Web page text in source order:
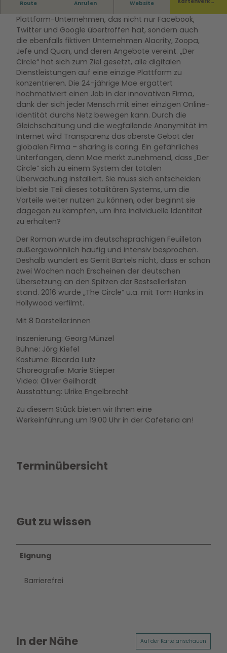
Route Anrufen Website
Plattform-Unternehmen, das nicht nur Facebook,
Twitter und Google übertroffen hat, sondern auch
die ebenfalls fiktiven Unternehmen Alacrity, Zoopa,
Jefe und Quan, und deren Angebote vereint. „Der
Circle“ hat sich zum Ziel gesetzt, alle digitalen
Dienstleistungen auf eine einzige Plattform zu
konzentrieren. Die 24-jährige Mae ergattert
hochmotiviert einen Job in der innovativen Firma,
dank der sich jeder Mensch mit einer einzigen Online-
Identität durchs Netz bewegen kann. Durch die
Gleichschaltung und die wegfallende Anonymität im
Internet wird Transparenz das oberste Gebot der
globalen Firma – sharing is caring. Ein gefährliches
Unterfangen, denn Mae merkt zunehmend, dass „Der
Circle“ sich zu einem System der totalen
Überwachung installiert. Sie muss sich entscheiden:
bleibt sie Teil dieses totalitären Systems, um die
Vorteile weiter nutzen zu können, oder beginnt sie
dagegen zu kämpfen, um ihre individuelle Identität
zu erhalten?
Der Roman wurde im deutschsprachigen Feuilleton
außergewöhnlich häufig und intensiv besprochen.
Deshalb wundert es Gerrit Bartels nicht, dass er schon
zwei Wochen nach Erscheinen der deutschen
Übersetzung an den Spitzen der Bestsellerlisten
stand. 2016 wurde „The Circle“ u.a. mit Tom Hanks in
Hollywood verfilmt.
Mit 8 Darsteller:innen
Inszenierung: Georg Münzel
Bühne: Jörg Kiefel
Kostüme: Ricarda Lutz
Choreografie: Marie Stieper
Video: Oliver Geilhardt
Ausstattung: Ulrike Engelbrecht
Zu diesem Stück bieten wir Ihnen eine
Werkeinführung um 19:00 Uhr in der Cafeteria an!
Terminübersicht
Gut zu wissen
Eignung
Barrierefrei
In der Nähe Auf der Karte anschauen